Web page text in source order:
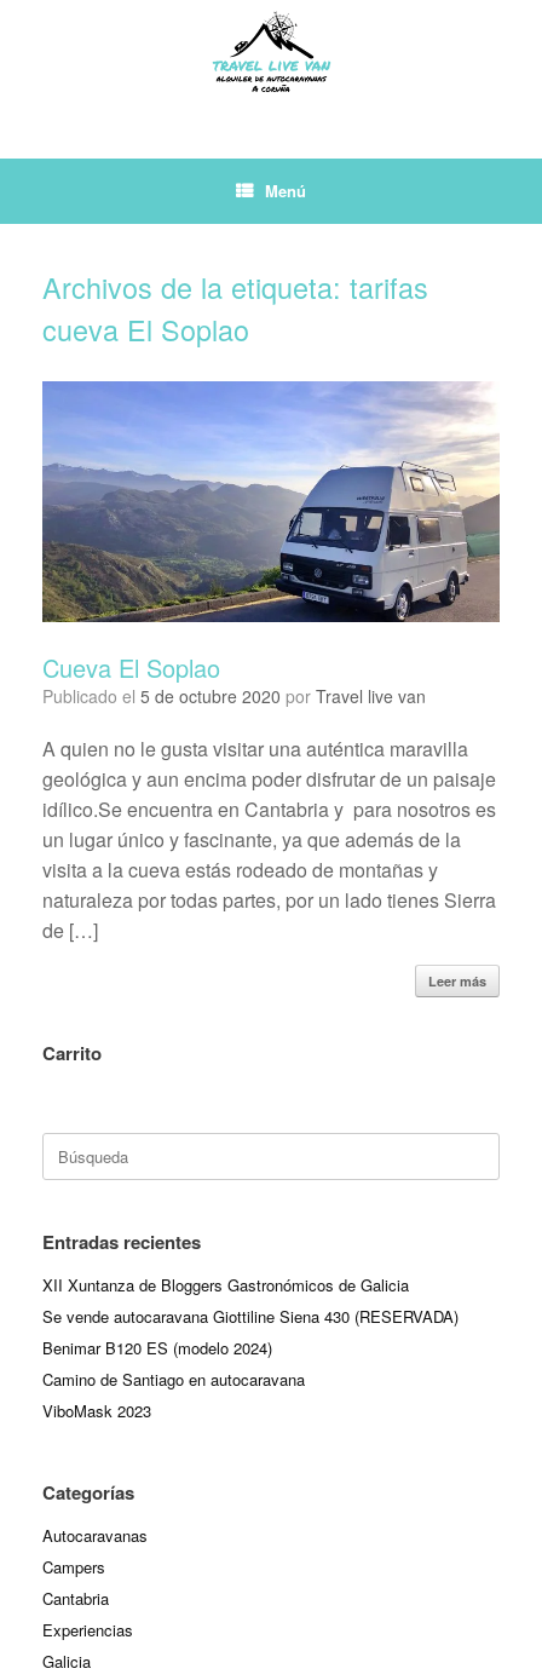
Menú
Archivos de la etiqueta: tarifas
cueva El Soplao
Cueva El Soplao
Publicado el 5 de octubre 2020 por Travel live van
A quien no le gusta visitar una auténtica maravilla
geológica y aun encima poder disfrutar de un paisaje
idílico.Se encuentra en Cantabria y para nosotros es
un lugar único y fascinante, ya que además de la
visita a la cueva estás rodeado de montañas y
naturaleza por todas partes, por un lado tienes Sierra
de […]
Leer más
Carrito
Entradas recientes
XII Xuntanza de Bloggers Gastronómicos de Galicia
Se vende autocaravana Giottiline Siena 430 (RESERVADA)
Benimar B120 ES (modelo 2024)
Camino de Santiago en autocaravana
ViboMask 2023
Categorías
Autocaravanas
Campers
Cantabria
Experiencias
Galicia